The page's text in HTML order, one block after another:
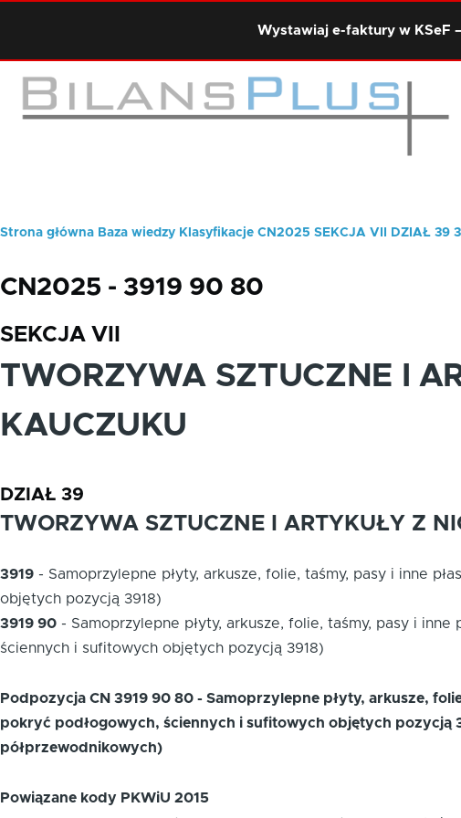
Wystawiaj e-faktury w KSeF
Ścieżka
Strona główna Baza wiedzy Klasyfikacje CN2025 SEKCJA VII DZIAŁ 39
CN2025 - 3919 90 80
SEKCJA VII
TWORZYWA SZTUCZNE I
KAUCZUKU
DZIAŁ 39
TWORZYWA SZTUCZNE I ARTYKUŁY Z
3919 - Samoprzylepne płyty, arkusze, folie, taśmy, pasy i inne
objętych pozycją 3918)
3919 90 - Samoprzylepne płyty, arkusze, folie, taśmy, pasy i
ściennych i sufitowych objętych pozycją 3918)
Podpozycja CN 3919 90 80 - Samoprzylepne płyty, arkusze,
pokryć podłogowych, ściennych i sufitowych objętych pozycją
półprzewodnikowych)
Powiązane kody PKWiU 2015